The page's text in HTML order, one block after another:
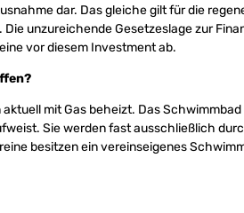
dar. Das gleiche gilt für die
unzureichende Gesetzeslage zur
vor diesem Investment ab.
mit Gas beheizt. Das
Sie werden fast ausschließlich
besitzen ein vereinseigenes